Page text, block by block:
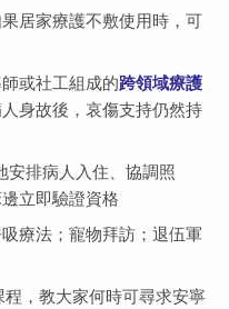
果居家療護不敷使用時，可
或社工組成的跨領域療護
身故後，哀傷支持仍然持
安排病人入住、協調照
立即驗證資格
療法；寵物拜訪；退伍軍
程，教大家何時可尋求安寧